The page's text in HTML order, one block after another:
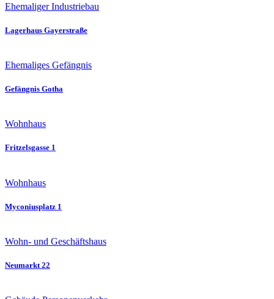
Ehemaliger Industriebau
Lagerhaus Gayerstraße
Ehemaliges Gefängnis
Gefängnis Gotha
Wohnhaus
Fritzelsgasse 1
Wohnhaus
Myconiusplatz 1
Wohn- und Geschäftshaus
Neumarkt 22